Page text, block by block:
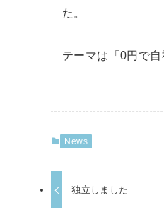
た。
テーマは「0円で
News
独立しました